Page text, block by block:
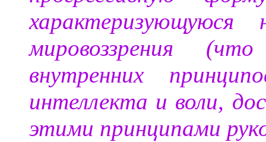
характеризующуюся
мировоззрения
внутренних
интеллекта и воли,
этими принципами